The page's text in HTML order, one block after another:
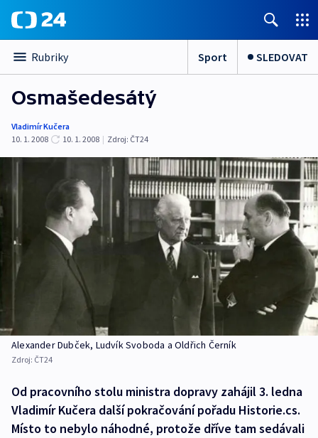
Rubriky Sport SLEDOVAT
Osmašedesátý
Vladimír Kučera
10. 1. 2008
10. 1. 2008 | Zdroj: ČT24
Alexander Dubček, Ludvík Svoboda a Oldřich Černík
Zdroj: ČT24
Od pracovního stolu ministra dopravy zahájil 3. ledna
Vladimír Kučera další pokračování pořadu Historie.cs.
Místo to nebylo náhodné, protože dříve tam sedávali